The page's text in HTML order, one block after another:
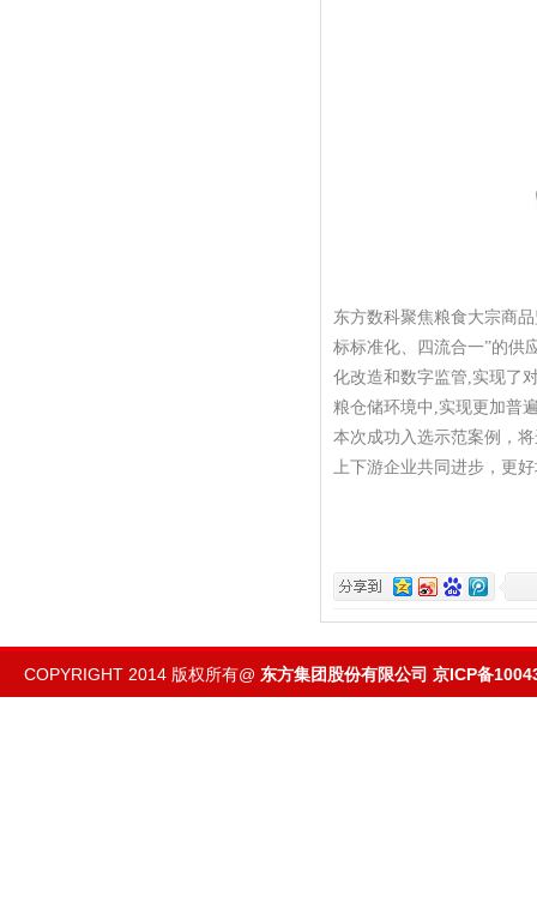
东方数科聚焦粮食大宗商
标标准化、四流合一”的供
化改造和数字监管,实现了
粮仓储环境中,实现更加普
本次成功入选示范案例，
上下游企业共同进步，更
COPYRIGHT 2014 版权所有@ 东方集团股份有限公司 京ICP备